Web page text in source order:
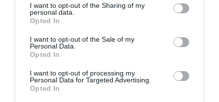
I want to opt-out of the Sharing of my
personal data.
Opted In
I want to opt-out of the Sale of my
Personal Data.
Opted In
I want to opt-out of processing my
Personal Data for Targeted Advertising.
Opted In
★★★★★
★★★★★
3,98 €
[PUAB04 ]
Ver producto
Ver producto